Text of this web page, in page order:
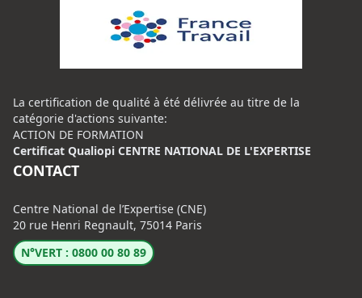
La certification de qualité à été délivrée au titre de la
catégorie d'actions suivante:
ACTION DE FORMATION
Certificat Qualiopi CENTRE NATIONAL DE L'EXPERTISE
CONTACT
Centre National de l’Expertise (CNE)
20 rue Henri Regnault, 75014 Paris
N°VERT : 0800 00 80 89